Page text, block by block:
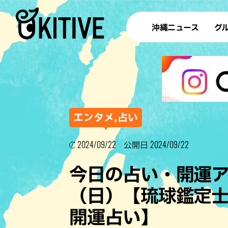
沖縄ニュース グ
ラ
テイ
すし
ステー
その他
エンタメ,占い
2024/09/22 公開日 2024/09/22
今日の占い・開運
（日）【琉球鑑定
開運占い】